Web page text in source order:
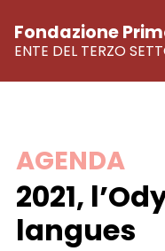
Skip
content
Fondazione
ENTE DEL TERZO
AGENDA
2021,
langues